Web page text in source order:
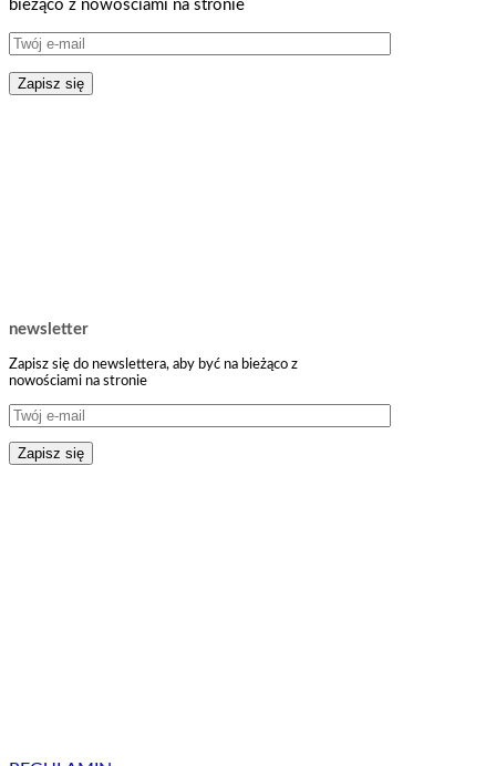
bieżąco z nowościami na stronie
newsletter
Zapisz się do newslettera, aby być na bieżąco z
nowościami na stronie